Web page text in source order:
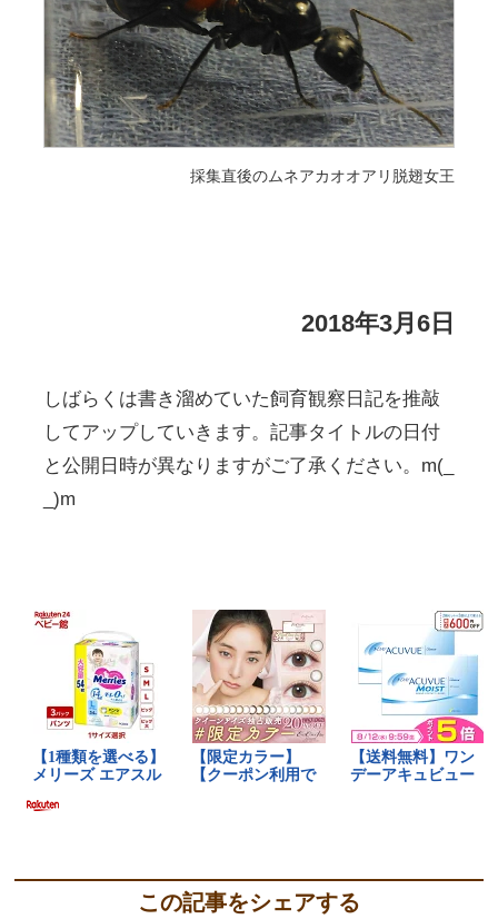
採集直後のムネアカオオアリ脱翅女王
2018年3月6日
しばらくは書き溜めていた飼育観察日記を推敲
してアップしていきます。記事タイトルの日付
と公開日時が異なりますがご了承ください。m(_
_)m
この記事をシェアする